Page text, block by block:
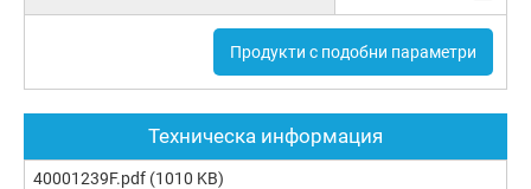
Продукти с подобни параметри
Техническа информация
40001239F.pdf (1010 KB)